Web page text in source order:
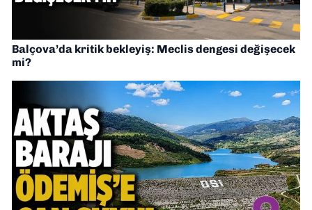
Balçova’da kritik bekleyiş: Meclis dengesi değişecek
mi?